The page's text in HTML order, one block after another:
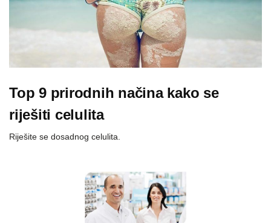
Top 9 prirodnih načina kako se
riješiti celulita
Riješite se dosadnog celulita.